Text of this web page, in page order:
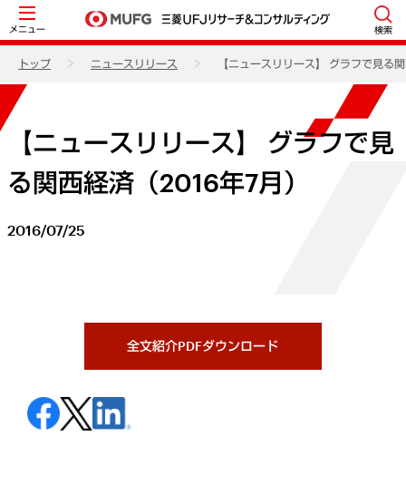
メニュー 検索
トップ ニュースリリース 【ニュースリリース】 グラフで見る
【ニュースリリース】 グラフで見
る関西経済（2016年7月）
2016/07/25
全文紹介PDFダウンロード